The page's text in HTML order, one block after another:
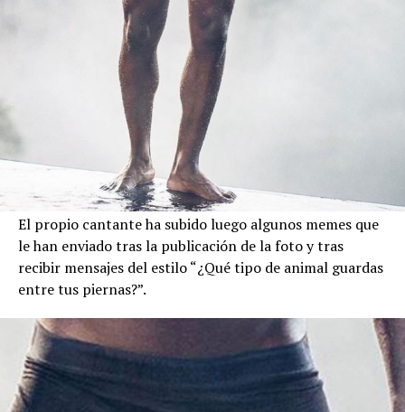
El propio cantante ha subido luego algunos memes que
le han enviado tras la publicación de la foto y tras
recibir mensajes del estilo “¿Qué tipo de animal guardas
entre tus piernas?”.